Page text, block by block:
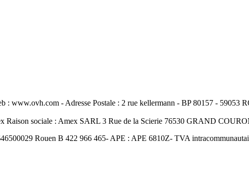
: www.ovh.com - Adresse Postale : 2 rue kellermann - BP 80157 - 59053
sociale : Amex SARL 3 Rue de la Scierie 76530 GRAND
Rouen B 422 966 465- APE : APE 6810Z- TVA